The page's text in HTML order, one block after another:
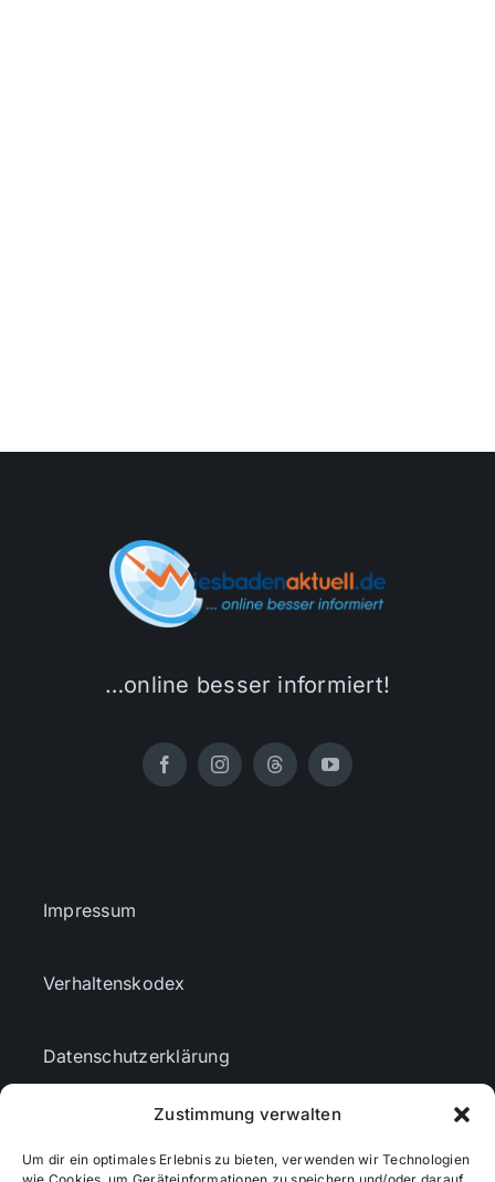
Zustimmung verwalten
Um dir ein optimales Erlebnis zu bieten, verwenden wir Technologien
…online besser informiert!
Impressum
Verhaltenskodex
Datenschutzerklärung